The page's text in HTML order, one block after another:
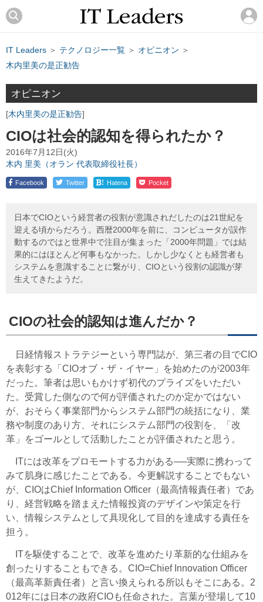
IT Leaders ＞ テクノロジー一覧 ＞ オピニオン ＞
木内里美の是正勧告
オピニオン
木内里美の是正勧告
CIOは社会的認知を得られたか？
2016年7月12日(火)
木内 里美（オラン 代表取締役社長）
Facebook Twitter ! Hatena Pocket
日本でCIOという経営者の役割が意識されだしたのは21世紀を
迎える頃からだろう。西暦2000年を前に、コンピュータが誤作
動するのではと世界中で注目が集まった「2000年問題」では結
果的にはほとんど何事もなかった。しかし少なくとも経営者も
システムを意識することに繋がり、CIOという役割の認識が芽
生えてきたようだ。
CIOの社会的認知は進んだか？
日経情報ストラテジーという専門誌が、第三者の目でCIO
を表彰する「CIOオブ・ザ・イヤー」を始めたのが2003年
だった。筆者は思いもかけず初代のプライズをいただい
た。受賞した側なので何が評価されたのか定かではない
が、おそらく事業部門からシステム部門の統括になり、業
務や制度のあり方、それにシステム部門の役割を、「改
革」をゴールとして活動したことが評価されたと思う。
ITには改革をプロモートする力がある──実際に携わって
みて肌身に感じたことである。今更解説することでもない
が、CIOはChief Information Officer（最高情報責任者）であ
り、経営戦略を踏まえた情報投資のデザインや策定を行
い、情報システムとして具現化して目的を達成する責任を
担う。
ITを駆使することで、改革を進めたり革新的な仕組みを
創ったりすることもできる。CIO=Chief Innovation Officer
（最高革新責任者）と言い換えられる所以もそこにある。2
012年には日本の政府CIOも任命された。言葉が登場して10